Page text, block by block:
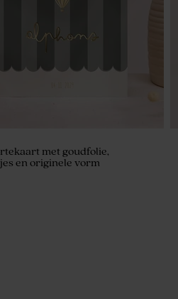
met goudfolie,
en originele vorm